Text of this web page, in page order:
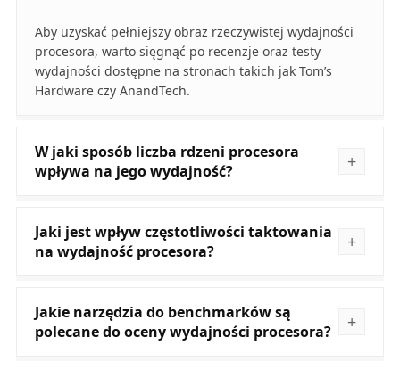
Aby uzyskać pełniejszy obraz rzeczywistej wydajności
procesora, warto sięgnąć po recenzje oraz testy
wydajności dostępne na stronach takich jak Tom’s
Hardware czy AnandTech.
W jaki sposób liczba rdzeni procesora
wpływa na jego wydajność?
Jaki jest wpływ częstotliwości taktowania
na wydajność procesora?
Jakie narzędzia do benchmarków są
polecane do oceny wydajności procesora?